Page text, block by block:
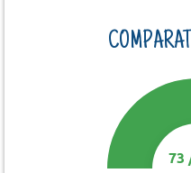
73